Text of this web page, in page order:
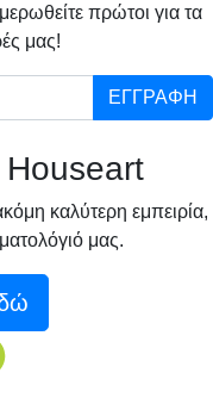
πρώτοι για τα
μας!
ΕΓΓΡΑΦΗ
Houseart
καλύτερη εμπειρία,
μας.